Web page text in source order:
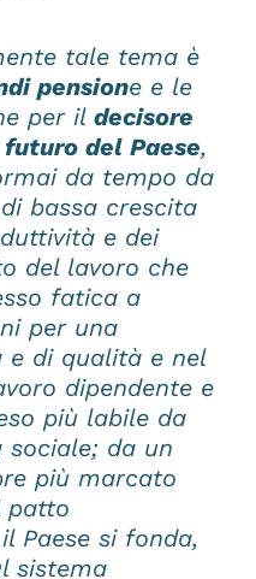
tale tema è
pensione e le
per ildecisore
del Paese,
da tempo da
bassa crescita
e dei
del lavoro che
fatica a
per una
e di qualità e nel
dipendente e
più labile da
sociale; da un
più marcato
patto
Paese si fonda,
sistema